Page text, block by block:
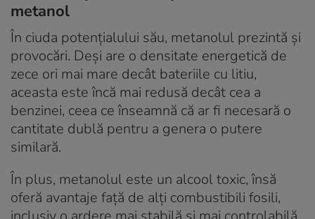
metanol
În ciuda potențialului său, metanolul prezintă și
provocări. Deși are o densitate energetică de
zece ori mai mare decât bateriile cu litiu,
aceasta este încă mai redusă decât cea a
benzinei, ceea ce înseamnă că ar fi necesară o
cantitate dublă pentru a genera o putere
similară.
În plus, metanolul este un alcool toxic, însă
oferă avantaje față de alți combustibili fosili,